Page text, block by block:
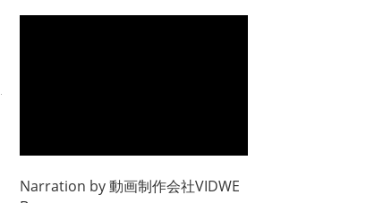
Narration by動画制作会社VIDWE